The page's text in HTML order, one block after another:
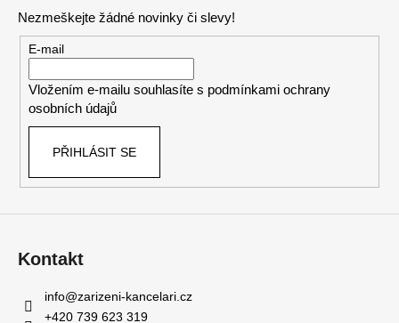
Nezmeškejte žádné novinky či slevy!
E-mail
Vložením e-mailu souhlasíte s podmínkami ochrany
osobních údajů
PŘIHLÁSIT SE
Kontakt
info@zarizeni-kancelari.cz
+420 739 623 319